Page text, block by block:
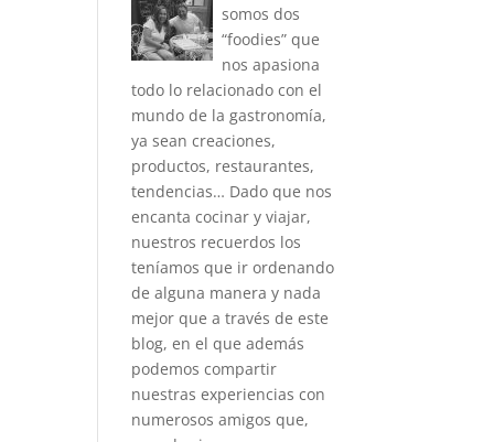
somos dos
“foodies” que
nos apasiona
todo lo relacionado con el
mundo de la gastronomía,
ya sean creaciones,
productos, restaurantes,
tendencias… Dado que nos
encanta cocinar y viajar,
nuestros recuerdos los
teníamos que ir ordenando
de alguna manera y nada
mejor que a través de este
blog, en el que además
podemos compartir
nuestras experiencias con
numerosos amigos que,